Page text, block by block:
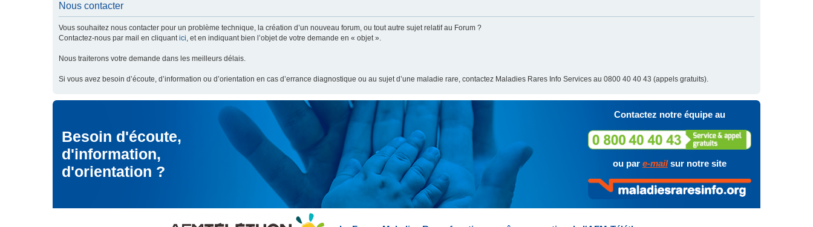
Nous contacter
Vous souhaitez nous contacter pour un problème technique, la création d’un nouveau forum, ou tout autre sujet relatif au Forum ?
Contactez-nous par mail en cliquantici, et en indiquant bien l’objet de votre demande en « objet ».
Nous traiterons votre demande dans les meilleurs délais.
Si vous avez besoin d’écoute, d’information ou d’orientation en cas d’errance diagnostique ou au sujet d’une maladie rare, contactez Maladies Rares Info Services au 0800 40 40 43 (appels gratuits).
Besoin d'écoute,
d'information,
d'orientation ?
Contactez notre équipe au
ou par e-mailsur notre site